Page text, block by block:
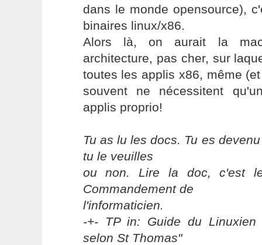
dans le monde opensource),
binaires linux/x86.
Alors là, on aurait la
architecture, pas cher, sur
toutes les applis x86, même
souvent ne nécessitent
applis proprio!
Tu as lu les docs. Tu es
tu le veuilles
ou non. Lire la doc, c'est
Commandement de
l'informaticien.
-+- TP in: Guide du Linuxien
selon St Thomas"